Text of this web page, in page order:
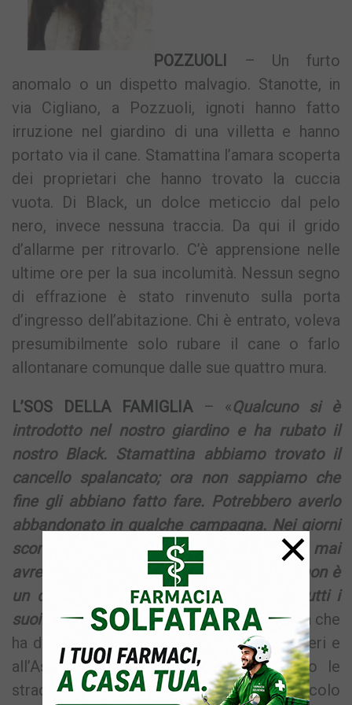
POZZUOLI
– Un furto
anomalo o un dispetto malvagio. Stanotte, in
via Cigliano, a Pozzuoli, ignoti hanno fatto
irruzione nel giardino di una villetta e hanno
portato via il cane. Stamattina l’amara scoperta
dei proprietari che hanno trovato la cuccia
vuota. Di Black, un dolce meticcio dal pelo
nero, invece nessuna traccia. Da qui il grido
d’allarme per ritrovarlo. C’è apprensione nelle
ultime ore per la sua incolumità. Nessun segno
di effrazione è stato rinvenuto sulla porta
d’ingresso dell’abitazione. Chi è entrato, voleva
presumibilmente solo rubare il cane o farlo
allontanare comunque dalle sue quattro mura.
L’SOS DELLA FAMIGLIA – «Qualcuno si è
introdotto nel nostro giardino e ha rubato il
nostro Black. Stamattina abbiamo trovato il
cancello spalancato; ora non sappiamo che
fine gli abbiano fatto fare. Potrebbero averlo
abbandonato in qualche campagna. Nei giorni
scorsi avevo sentito alcune lamentele, mai
avrei immaginato una cosa simile. Black non è
un cane che dà fastidio, abbaia come tutti i
suoi simili», ci racconta Alessandro Ciotola che
ha deciso di sporgere denuncia ai carabinieri e
all’Asl. Parenti ed amici stanno battendo le
strade palmo a palmo in cerca del piccolo
×